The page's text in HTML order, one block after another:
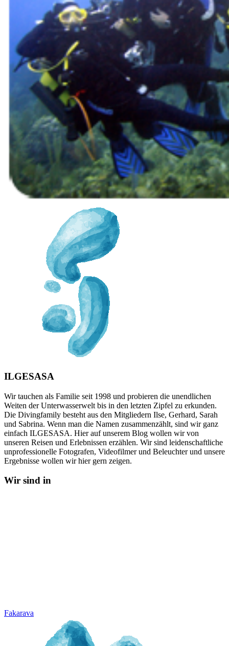
ILGESASA
Wir tauchen als Familie seit 1998 und probieren die unendlichen
Weiten der Unterwasserwelt bis in den letzten Zipfel zu erkunden.
Die Divingfamily besteht aus den Mitgliedern Ilse, Gerhard, Sarah
und Sabrina. Wenn man die Namen zusammenzählt, sind wir ganz
einfach ILGESASA. Hier auf unserem Blog wollen wir von
unseren Reisen und Erlebnissen erzählen. Wir sind leidenschaftliche
unprofessionelle Fotografen, Videofilmer und Beleuchter und unsere
Ergebnisse wollen wir hier gern zeigen.
Wir sind in
Fakarava